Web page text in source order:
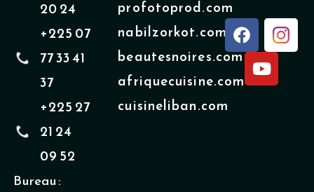
20 24
+225 07
77 33 41
37
+225 27
21 24
09 52
Bureau :
profotoprod.com
nabilzorkot.com
beautesnoires.com
afriquecuisine.com
cuisineliban.com
F
a
c
e
Y
u
t